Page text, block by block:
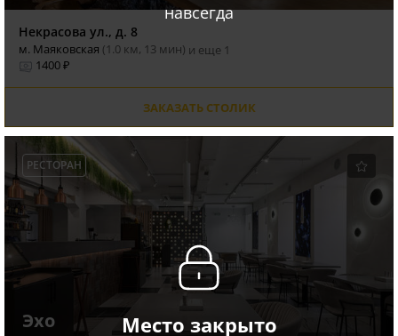
навсегда
Некрасова ул., д. 8
м. Маяковская (1.0 км, 13 мин) и еще 1
1400 ₽
ЗАКАЗАТЬ СТОЛИК
Место закрыто
РЕСТОРАН
Эхо